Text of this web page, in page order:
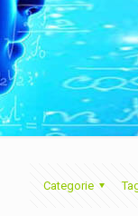
Categorie